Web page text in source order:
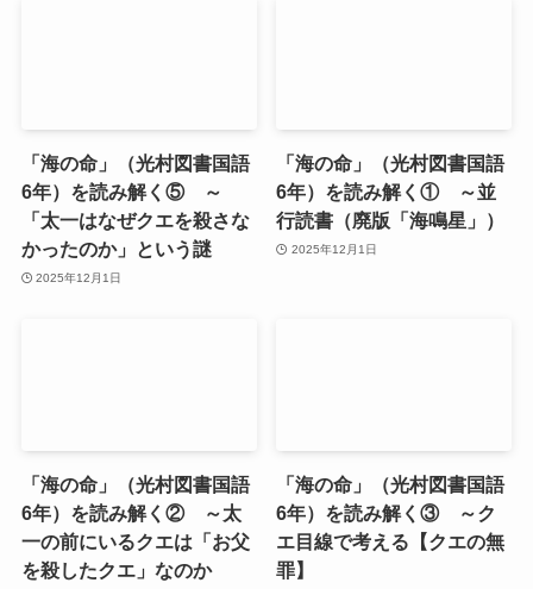
「海の命」（光村図書国語
6年）を読み解く⑤ ～
「太一はなぜクエを殺さな
かったのか」という謎
2025年12月1日
「海の命」（光村図書国語
6年）を読み解く① ～並
行読書（廃版「海鳴星」）
2025年12月1日
「海の命」（光村図書国語
6年）を読み解く② ～太
一の前にいるクエは「お父
を殺したクエ」なのか
「海の命」（光村図書国語
6年）を読み解く③ ～ク
エ目線で考える【クエの無
罪】